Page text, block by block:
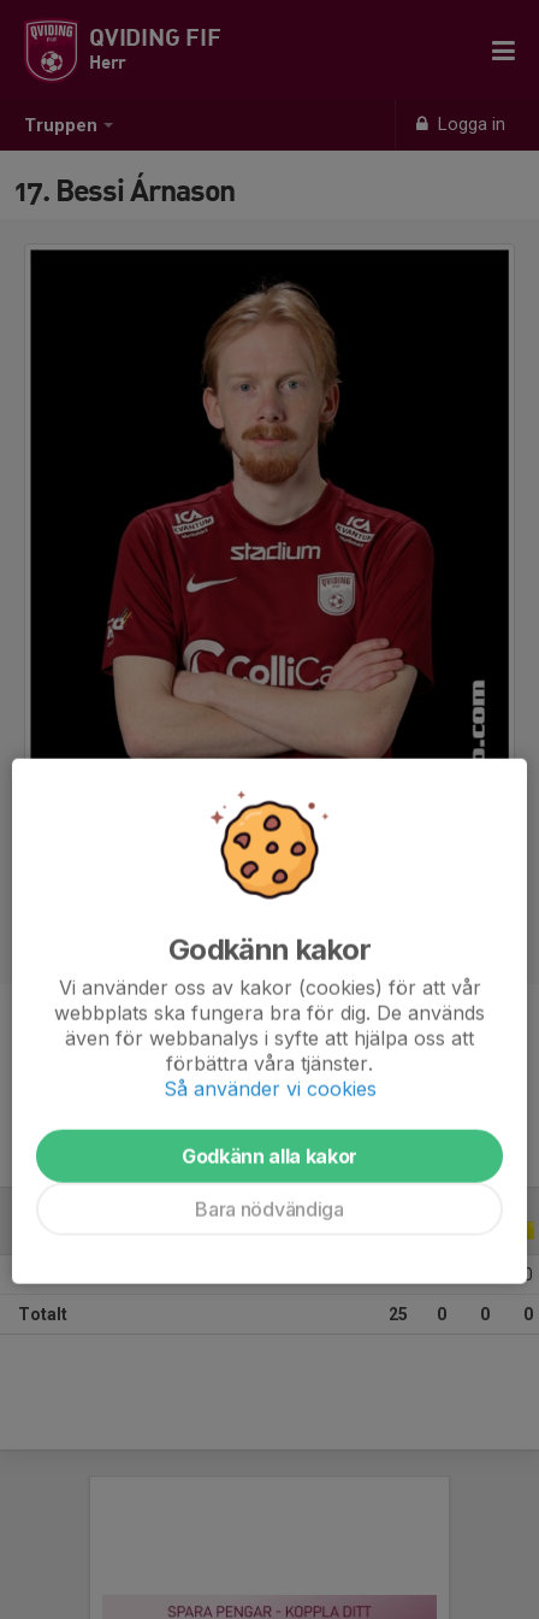
Truppen Logga in
QVIDING FIF
Herr
17. Bessi Árnason
Position
Mittfältare
23 år
0
Totalt 25 0 0 0
Godkänn kakor
Vi använder oss av kakor (cookies) för att vår
webbplats ska fungera bra för dig. De används
även för webbanalys i syfte att hjälpa oss att
förbättra våra tjänster.
Så använder vi cookies
Godkänn alla kakor
Bara nödvändiga